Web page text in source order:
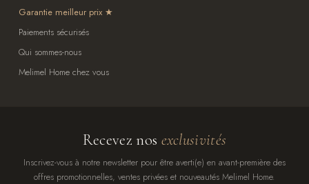
Garantie meilleur prix
Paiements sécurisés
Qui sommes-nous
Melimel Home chez vous
Recevez nos exclusivités
Inscrivez-vous à notre newsletter pour être averti(e) en avant-première des
offres promotionnelles, ventes privées et nouveautés Melimel Home.